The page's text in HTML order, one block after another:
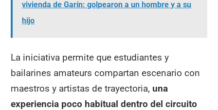
vivienda de Garín: golpearon a un hombre y a su
hijo
La iniciativa permite que estudiantes y
bailarines amateurs compartan escenario con
maestros y artistas de trayectoria, una
experiencia poco habitual dentro del circuito